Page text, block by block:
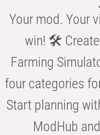
Your mod. Your
win! 🛠️
Farming
four categories
Start planning
ModHub